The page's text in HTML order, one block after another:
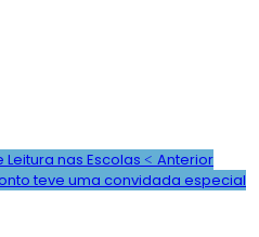
nas Escolas
Anterior
teve uma convidada especial